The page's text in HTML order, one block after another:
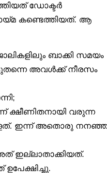
ഡോക്ടർ
കണ്ടെത്തിയത്. ആ
ബാക്കി സമയം
അവൾക്ക് നീരസം
വരുന്ന
ഇന്ന് അതൊരു നനഞ്ഞ
ഇല്ലാതാക്കിയത്.